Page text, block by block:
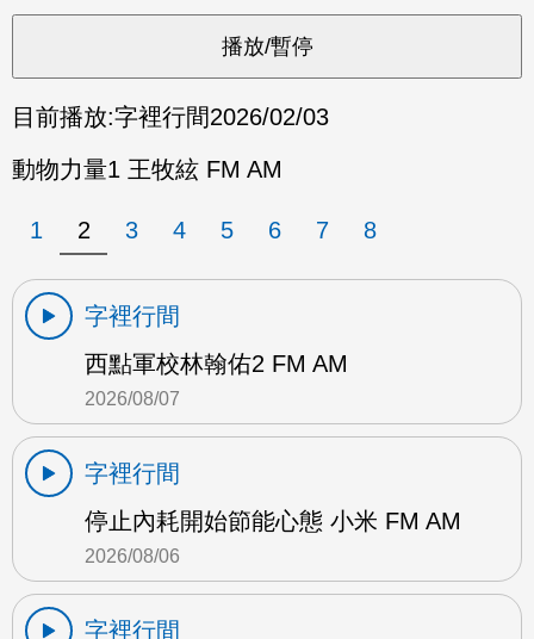
目前播放:字裡行間2026/02/03
動物力量1 王牧絃 FM AM
1 2 3 4 5 6 7 8
字裡行間
西點軍校林翰佑2 FM AM
2026/08/07
字裡行間
停止內耗開始節能心態 小米 FM AM
2026/08/06
字裡行間